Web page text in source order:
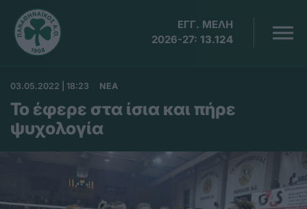
ΕΓΓ. ΜΕΛΗ
2026-27: 13.124
03.05.2022 | 18:23 ΝΕΑ
Το έφερε στα ίσια και πήρε
ψυχολογία